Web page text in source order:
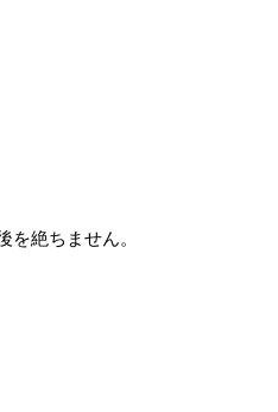
絶ちません。